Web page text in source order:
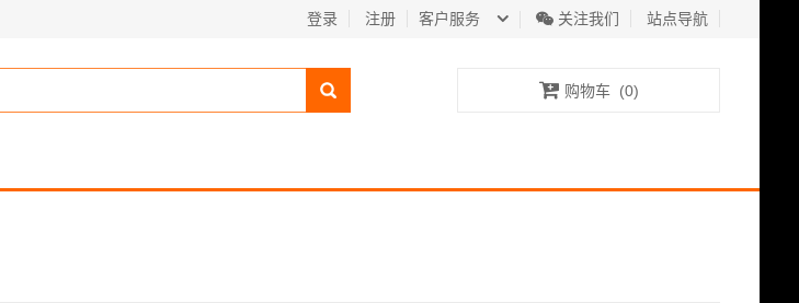
客户服务 关注我们 站点导航
登录 注册
购物车 (0)